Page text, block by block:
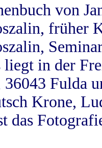
von
früher
liegt in der
36043 Fulda
Krone,
das